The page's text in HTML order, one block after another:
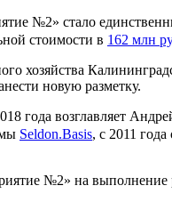
№2» стало
стоимости в 162 млн
хозяйства
новую разметку.
года возглавляет
Seldon.Basis, с 2011
№2» на